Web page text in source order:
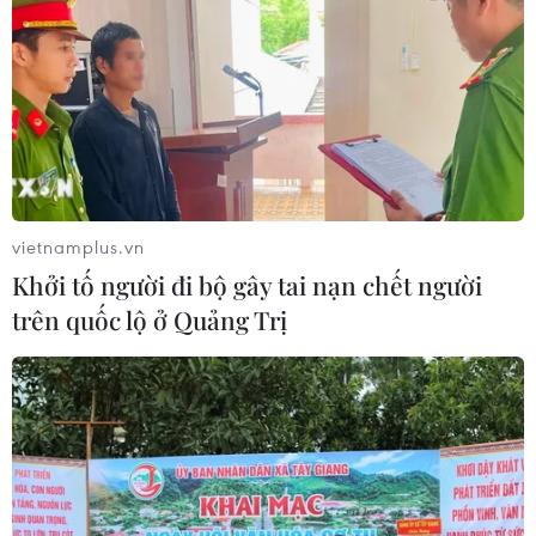
động lực phát triển, phục vụ đa dạng ẩm thực từ trung
đến cao cấp cho đối tượng là khách quốc tế.
Bộ Công Thương hướng tới đưa tổng mức
vietnamplus.vn
Khởi tố người đi bộ gây tai nạn chết người
trên quốc lộ ở Quảng Trị